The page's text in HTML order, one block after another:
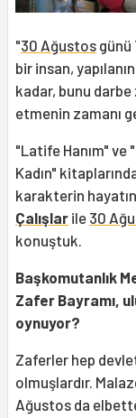
"30 Ağustos günü
bir insan,
kadar, bunu
etmenin zamanı
"Latife Hanım" ve
Kadın"
karakterin
Çalışlar ile 30
konuştuk.
Başkomutanlık
Zafer Bayramı,
oynuyor?
Zaferler hep
olmuşlardır.
Ağustos da